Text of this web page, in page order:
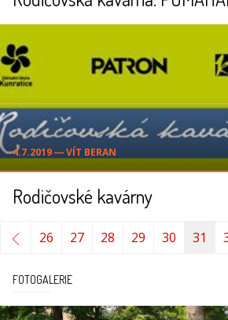
4.7.2019 ― VÍT BERAN
Rodičovské kavárny
26 27 28 29 30 31
FOTOGALERIE